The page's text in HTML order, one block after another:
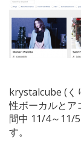
krystalcube (く
性ボーカルと
間中 11/4～11/5
す。